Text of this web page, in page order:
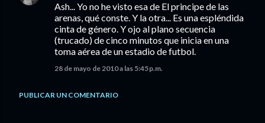
Ash... Yo no he visto esa de El principe de las
arenas, qué conste. Y la otra... Es una espléndida
cinta de género. Y ojo al plano secuencia
(trucado) de cinco minutos que inicia en una
toma aérea de un estadio de futbol.
28 de mayo de 2010 a las 5:45 p.m.
PUBLICAR UN COMENTARIO